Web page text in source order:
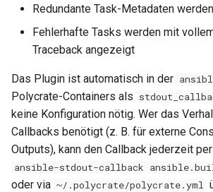
Redundante Task-Metadaten
Fehlerhafte Tasks werden mit
Traceback angezeigt
Das Plugin ist automatisch in der
Polycrate-Containers als
keine Konfiguration nötig. Wer das
Callbacks benötigt (z. B. für externe
Outputs), kann den Callback jederzeit
ansible-stdout-callback
oder via ~/.polycrate/polycrate.yml